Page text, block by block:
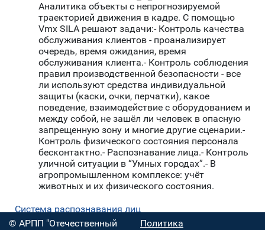
Аналитика объекты с непрогнозируемой
траекторией движения в кадре. С помощью
Vmx SILA решают задачи:- Контроль качества
обслуживания клиентов - проанализирует
очередь, время ожидания, время
обслуживания клиента.- Контроль соблюдения
правил производственной безопасности - все
ли используют средства индивидуальной
защиты (каски, очки, перчатки), какое
поведение, взаимодействие с оборудованием и
между собой, не зашёл ли человек в опасную
запрещенную зону и многие другие сценарии.-
Контроль физического состояния персонала
бесконтактно.- Распознавание лица.- Контроль
уличной ситуации в “Умных городах”.- В
агропромышленном комплексе: учёт
животных и их физического состояния.
Система распознавания лиц
© АРПП "Отечественный
Политика